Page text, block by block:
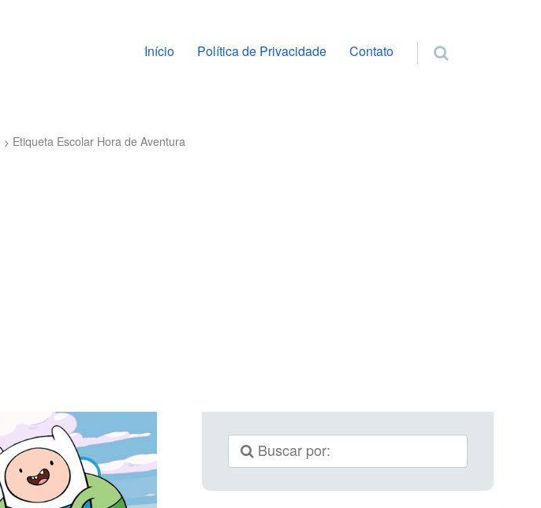
Pular para o conteúdo
Início Política de Privacidade Contato
Etiqueta Escolar Hora de Aventura